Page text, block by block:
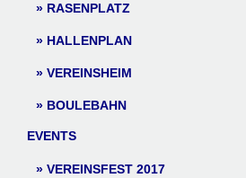
RASENPLATZ
HALLENPLAN
VEREINSHEIM
BOULEBAHN
EVENTS
VEREINSFEST 2017